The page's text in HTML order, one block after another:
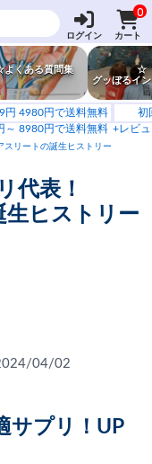
ログイン
0
カート
くある質問集
☆
グッぼるイ
円 4980円で送料無料
～ 8980円で送料無料
初
+レビ
スリートの誕生ヒストリー
代表！
生ヒストリー
04/02
サプリ！UP